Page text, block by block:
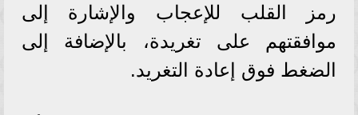
رمز القلب للإعجاب والإشارة إلى
موافقتهم على تغريدة، بالإضافة إلى
الضغط فوق إعادة التغريد.